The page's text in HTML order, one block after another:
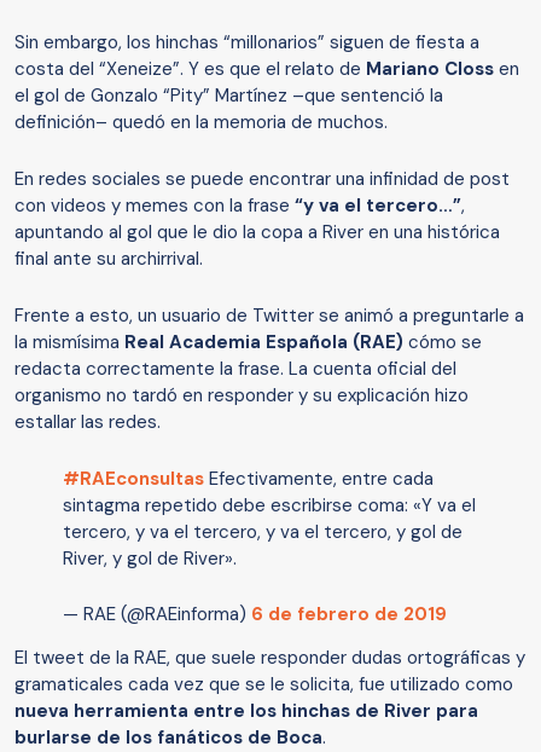
Sin embargo, los hinchas “millonarios” siguen de fiesta a
costa del “Xeneize”. Y es que el relato de Mariano Closs en
el gol de Gonzalo “Pity” Martínez –que sentenció la
definición– quedó en la memoria de muchos.
En redes sociales se puede encontrar una infinidad de post
con videos y memes con la frase “y va el tercero…”,
apuntando al gol que le dio la copa a River en una histórica
final ante su archirrival.
Frente a esto, un usuario de Twitter se animó a preguntarle a
la mismísima Real Academia Española (RAE) cómo se
redacta correctamente la frase. La cuenta oficial del
organismo no tardó en responder y su explicación hizo
estallar las redes.
#RAEconsultas Efectivamente, entre cada
sintagma repetido debe escribirse coma: «Y va el
tercero, y va el tercero, y va el tercero, y gol de
River, y gol de River».
— RAE (@RAEinforma) 6 de febrero de 2019
El tweet de la RAE, que suele responder dudas ortográficas y
gramaticales cada vez que se le solicita, fue utilizado como
nueva herramienta entre los hinchas de River para
burlarse de los fanáticos de Boca.